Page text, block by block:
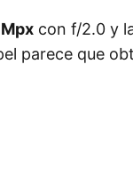
con f/2.0 y
parece que